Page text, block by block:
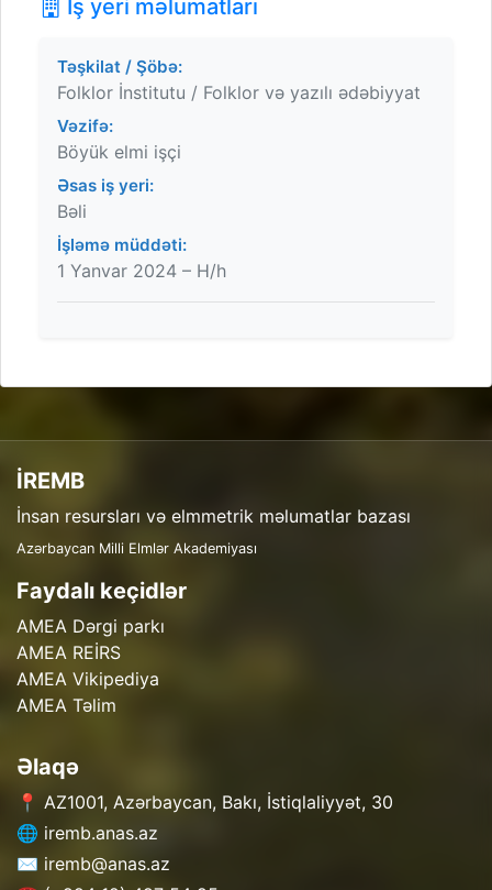
İş yeri məlumatları
Təşkilat / Şöbə:
Folklor İnstitutu / Folklor və yazılı ədəbiyyat
Vəzifə:
Böyük elmi işçi
Əsas iş yeri:
Bəli
İşləmə müddəti:
1 Yanvar 2024 – H/h
İREMB
İnsan resursları və elmmetrik məlumatlar bazası
Azərbaycan Milli Elmlər Akademiyası
Faydalı keçidlər
AMEA Dərgi parkı
AMEA REİRS
AMEA Vikipediya
AMEA Təlim
Əlaqə
📍 AZ1001, Azərbaycan, Bakı, İstiqlaliyyət, 30
🌐 iremb.anas.az
✉️ iremb@anas.az